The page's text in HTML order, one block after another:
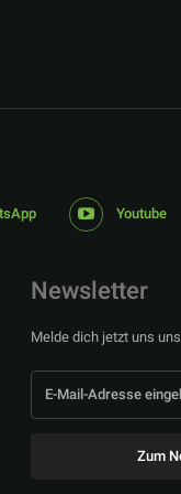
Youtube
Newsletter
Melde dich jetzt uns
Zum